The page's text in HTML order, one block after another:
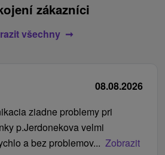
zákazníci
všechny
08.08.2026
ziadne problemy pri
p.Jerdonekova velmi
a bez problemov... Zobrazit